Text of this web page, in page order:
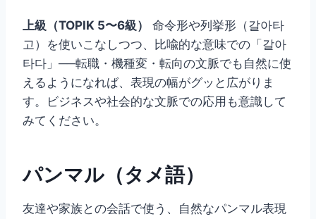
上級（TOPIK 5〜6級）
命令形や列挙形（갈아타
고）を使いこなしつつ、比喩的な意味での「갈아
타다」──転職・機種変・転向の文脈でも自然に使
えるようになれば、表現の幅がグッと広がりま
す。ビジネスや社会的な文脈での応用も意識して
みてください。
パンマル（タメ語）
友達や家族との会話で使う、自然なパンマル表現